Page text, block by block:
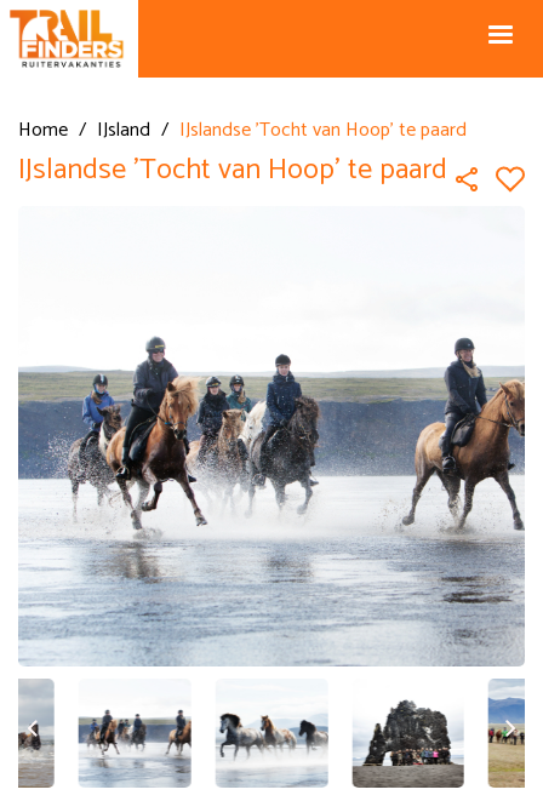
Home / IJsland / IJslandse 'Tocht van Hoop' te paard
IJslandse 'Tocht van Hoop' te paard